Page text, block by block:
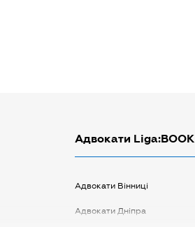
Адвокати Liga:BOOK
Адвокати Вінниці
Адвокати Дніпра